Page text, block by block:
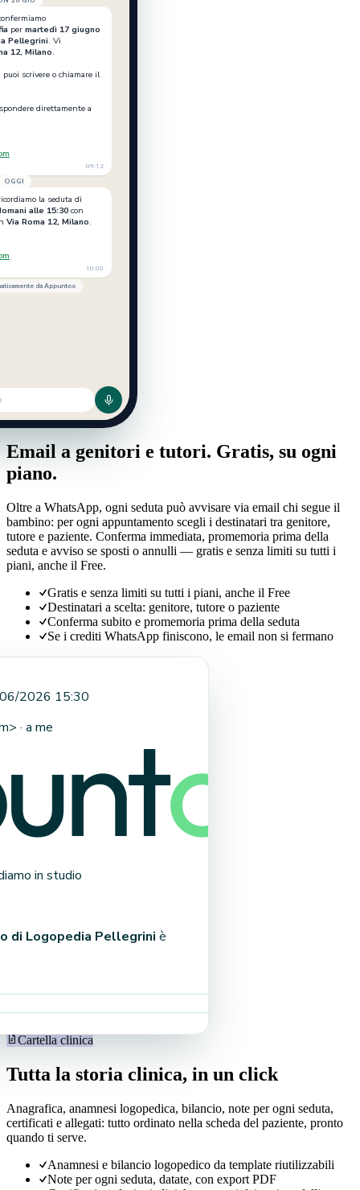
per martedì 17 giugno
Pellegrini. Vi
12, Milano.
scrivere o chiamare il
direttamente a
09:12
OGGI
la seduta di
alle 15:30 con
Via Roma 12, Milano.
10:00
da Appuntoo
Notifiche email
Email a genitori e tutori. Gratis, su ogni
piano.
Oltre a WhatsApp, ogni seduta può avvisare via email chi segue il
bambino: per ogni appuntamento scegli i destinatari tra genitore,
tutore e paziente. Conferma immediata, promemoria prima della
seduta e avviso se sposti o annulli — gratis e senza limiti su tutti i
piani, anche il Free.
Gratis e senza limiti su tutti i piani, anche il Free
Destinatari a scelta: genitore, tutore o paziente
Conferma subito e promemoria prima della seduta
Se i crediti WhatsApp finiscono, le email non si fermano
2026 15:30
> · a me
in studio
di Logopedia Pellegrini è
· gratis, su ogni piano
Cartella clinica
Tutta la storia clinica, in un click
Anagrafica, anamnesi logopedica, bilancio, note per ogni seduta,
certificati e allegati: tutto ordinato nella scheda del paziente, pronto
quando ti serve.
Anamnesi e bilancio logopedico da template riutilizzabili
Note per ogni seduta, datate, con export PDF